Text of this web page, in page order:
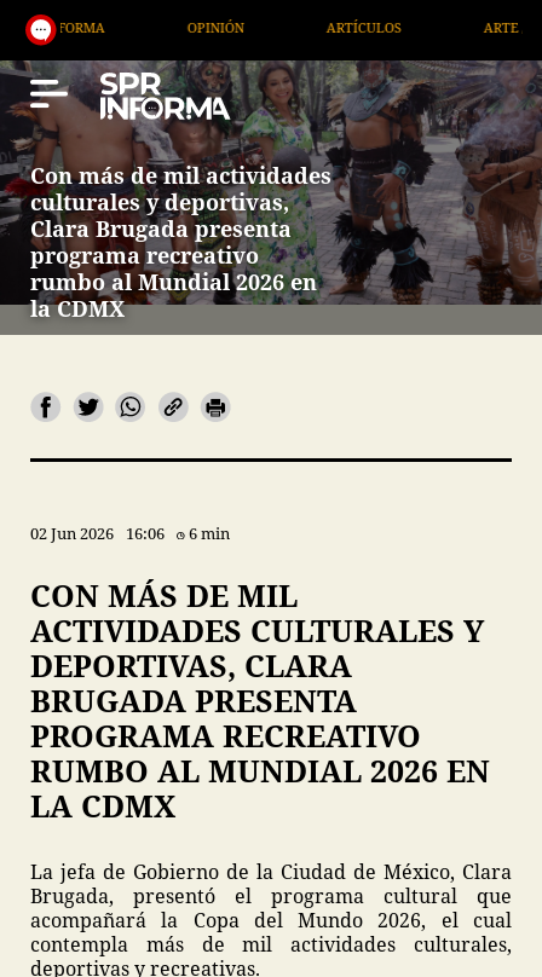
ARTE /
Con más de mil actividades
culturales y deportivas,
Clara Brugada presenta
programa recreativo
rumbo al Mundial 2026 en
la CDMX
02 Jun 2026 16:06 6 min
CON MÁS DE MIL
ACTIVIDADES CULTURALES Y
DEPORTIVAS, CLARA
BRUGADA PRESENTA
PROGRAMA RECREATIVO
RUMBO AL MUNDIAL 2026 EN
LA CDMX
La jefa de Gobierno de la Ciudad de México, Clara
Brugada, presentó el programa cultural que
acompañará la Copa del Mundo 2026, el cual
contempla más de mil actividades culturales,
deportivas y recreativas.